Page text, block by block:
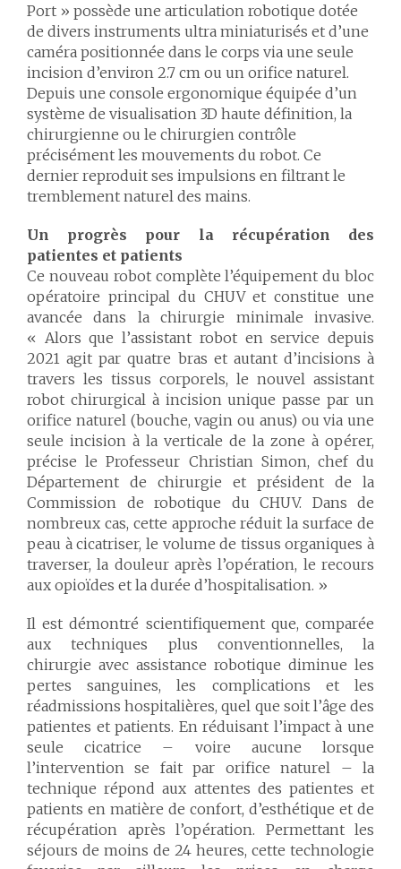
Port » possède une articulation robotique dotée
de divers instruments ultra miniaturisés et d’une
caméra positionnée dans le corps via une seule
incision d’environ 2.7 cm ou un orifice naturel.
Depuis une console ergonomique équipée d’un
système de visualisation 3D haute définition, la
chirurgienne ou le chirurgien contrôle
précisément les mouvements du robot. Ce
dernier reproduit ses impulsions en filtrant le
tremblement naturel des mains.
Un progrès pour la récupération des
patientes et patients
Ce nouveau robot complète l’équipement du bloc
opératoire principal du CHUV et constitue une
avancée dans la chirurgie minimale invasive.
« Alors que l’assistant robot en service depuis
2021 agit par quatre bras et autant d’incisions à
travers les tissus corporels, le nouvel assistant
robot chirurgical à incision unique passe par un
orifice naturel (bouche, vagin ou anus) ou via une
seule incision à la verticale de la zone à opérer,
précise le Professeur Christian Simon, chef du
Département de chirurgie et président de la
Commission de robotique du CHUV. Dans de
nombreux cas, cette approche réduit la surface de
peau à cicatriser, le volume de tissus organiques à
traverser, la douleur après l’opération, le recours
aux opioïdes et la durée d’hospitalisation. »
Il est démontré scientifiquement que, comparée
aux techniques plus conventionnelles, la
chirurgie avec assistance robotique diminue les
pertes sanguines, les complications et les
réadmissions hospitalières, quel que soit l’âge des
patientes et patients. En réduisant l’impact à une
seule cicatrice – voire aucune lorsque
l’intervention se fait par orifice naturel – la
technique répond aux attentes des patientes et
patients en matière de confort, d’esthétique et de
récupération après l’opération. Permettant les
séjours de moins de 24 heures, cette technologie